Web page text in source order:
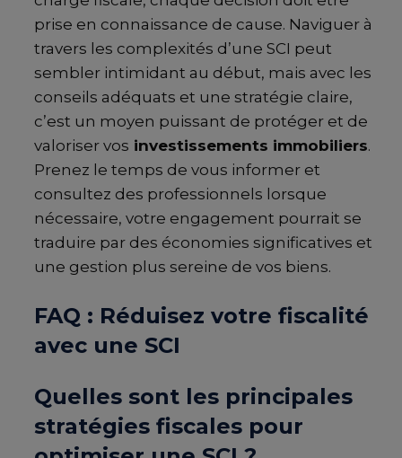
prise en connaissance de cause. Naviguer à
travers les complexités d’une SCI peut
sembler intimidant au début, mais avec les
conseils adéquats et une stratégie claire,
c’est un moyen puissant de protéger et de
valoriser vos investissements immobiliers.
Prenez le temps de vous informer et
consultez des professionnels lorsque
nécessaire, votre engagement pourrait se
traduire par des économies significatives et
une gestion plus sereine de vos biens.
FAQ : Réduisez votre fiscalité
avec une SCI
Quelles sont les principales
stratégies fiscales pour